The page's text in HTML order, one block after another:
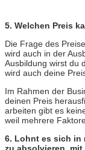
5. Welchen Preis
Die Frage des
wird auch in der
Ausbildung wirst du
wird auch deine
Im Rahmen der
deinen Preis
arbeiten gibt es
weil mehrere
6. Lohnt es sich in
zu absolvieren,